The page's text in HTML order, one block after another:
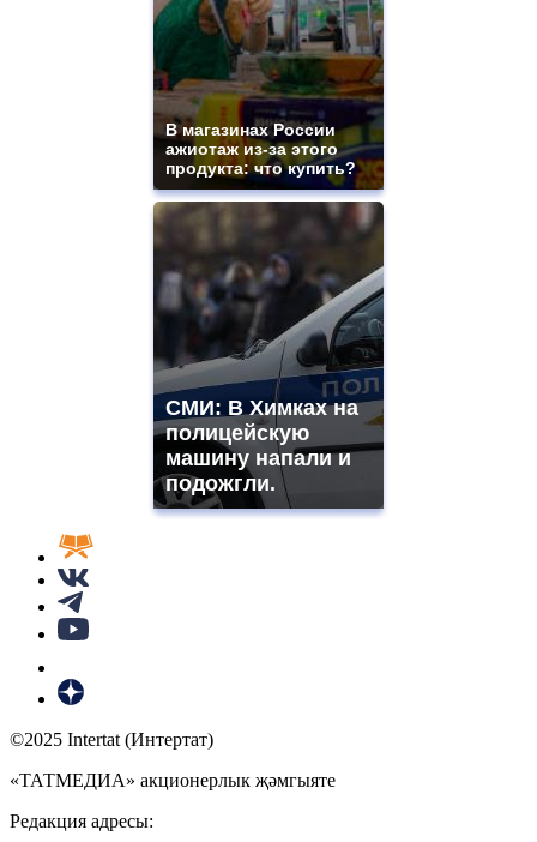
В магазинах России
ажиотаж из-за этого
продукта: что купить?
СМИ: В Химках на
полицейскую
машину напали и
подожгли.
©2025 Intertat (Интертат)
«ТАТМЕДИА» акционерлык җәмгыяте
Редакция адресы: